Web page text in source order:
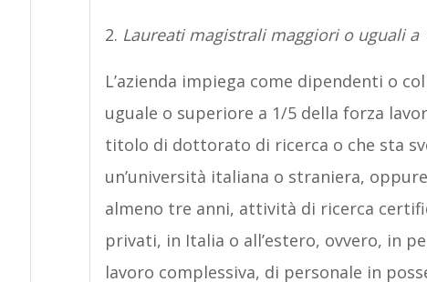
2. Laureati magistrali maggiori o uguali a
L’azienda impiega come dipendenti o
uguale o superiore a 1/5 della forza
titolo di dottorato di ricerca o che sta
un’università italiana o straniera,
almeno tre anni, attività di ricerca
privati, in Italia o all’estero, ovvero, in
lavoro complessiva, di personale in